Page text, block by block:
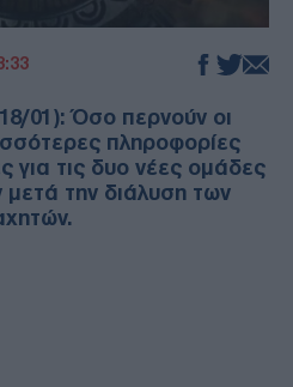
01): Όσο περνούν οι
πληροφορίες
για τις δυο νέες ομάδες
την διάλυση των